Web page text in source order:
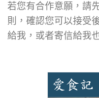
若您有合作意願，請
則，確認您可以接受
給我，或者寄信給我